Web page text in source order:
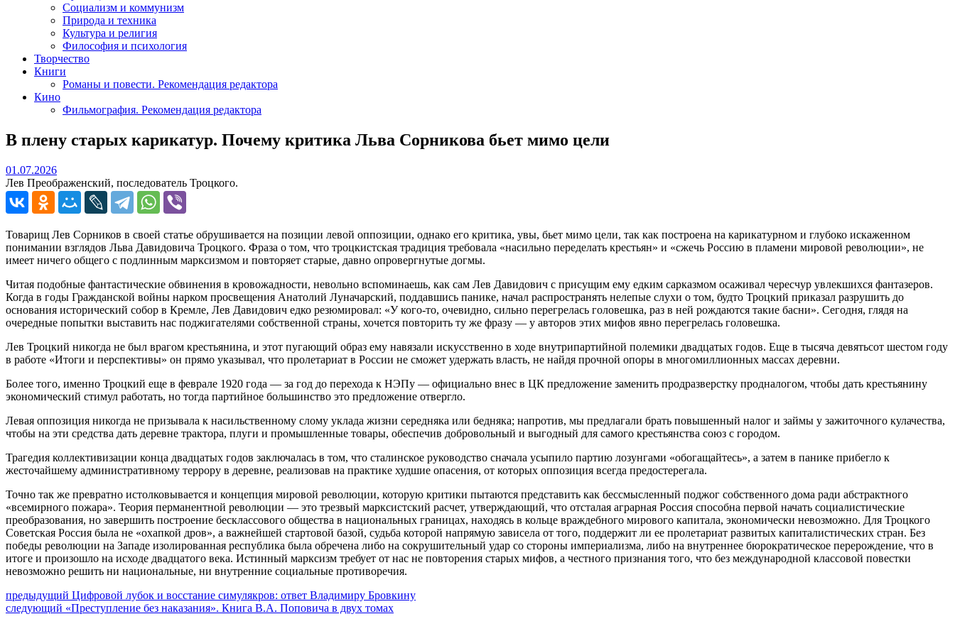
Социализм и коммунизм
Природа и техника
Культура и религия
Философия и психология
Творчество
Книги
Романы и повести. Рекомендация редактора
Кино
Фильмография. Рекомендация редактора
В плену старых карикатур. Почему критика Льва Сорникова бьет мимо цели
01.07.202601.07.2026
Лев Преображенский, последователь Троцкого.
Товарищ Лев Сорников в своей статье обрушивается на позиции левой оппозиции, однако его критика, увы, бьет мимо цели, так как построена на карикатурном и глубоко искаженном
понимании взглядов Льва Давидовича Троцкого. Фраза о том, что троцкистская традиция требовала «насильно переделать крестьян» и «сжечь Россию в пламени мировой революции», не
имеет ничего общего с подлинным марксизмом и повторяет старые, давно опровергнутые догмы.
Читая подобные фантастические обвинения в кровожадности, невольно вспоминаешь, как сам Лев Давидович с присущим ему едким сарказмом осаживал чересчур увлекшихся фантазеров.
Когда в годы Гражданской войны нарком просвещения Анатолий Луначарский, поддавшись панике, начал распространять нелепые слухи о том, будто Троцкий приказал разрушить до
основания исторический собор в Кремле, Лев Давидович едко резюмировал: «У кого-то, очевидно, сильно перегрелась головешка, раз в ней рождаются такие басни». Сегодня, глядя на
очередные попытки выставить нас поджигателями собственной страны, хочется повторить ту же фразу — у авторов этих мифов явно перегрелась головешка.
Лев Троцкий никогда не был врагом крестьянина, и этот пугающий образ ему навязали искусственно в ходе внутрипартийной полемики двадцатых годов. Еще в тысяча девятьсот шестом году
в работе «Итоги и перспективы» он прямо указывал, что пролетариат в России не сможет удержать власть, не найдя прочной опоры в многомиллионных массах деревни.
Более того, именно Троцкий еще в феврале 1920 года — за год до перехода к НЭПу — официально внес в ЦК предложение заменить продразверстку продналогом, чтобы дать крестьянину
экономический стимул работать, но тогда партийное большинство это предложение отвергло.
Левая оппозиция никогда не призывала к насильственному слому уклада жизни середняка или бедняка; напротив, мы предлагали брать повышенный налог и займы у зажиточного кулачества,
чтобы на эти средства дать деревне трактора, плуги и промышленные товары, обеспечив добровольный и выгодный для самого крестьянства союз с городом.
Трагедия коллективизации конца двадцатых годов заключалась в том, что сталинское руководство сначала усыпило партию лозунгами «обогащайтесь», а затем в панике прибегло к
жесточайшему административному террору в деревне, реализовав на практике худшие опасения, от которых оппозиция всегда предостерегала.
Точно так же превратно истолковывается и концепция мировой революции, которую критики пытаются представить как бессмысленный поджог собственного дома ради абстрактного
«всемирного пожара». Теория перманентной революции — это трезвый марксистский расчет, утверждающий, что отсталая аграрная Россия способна первой начать социалистические
преобразования, но завершить построение бесклассового общества в национальных границах, находясь в кольце враждебного мирового капитала, экономически невозможно. Для Троцкого
Советская Россия была не «охапкой дров», а важнейшей стартовой базой, судьба которой напрямую зависела от того, поддержит ли ее пролетариат развитых капиталистических стран. Без
победы революции на Западе изолированная республика была обречена либо на сокрушительный удар со стороны империализма, либо на внутреннее бюрократическое перерождение, что в
итоге и произошло на исходе двадцатого века. Истинный марксизм требует от нас не повторения старых мифов, а честного признания того, что без международной классовой повестки
невозможно решить ни национальные, ни внутренние социальные противоречия.
Навигация
по
предыдущий Предыдущий
пост:
Цифровой лубок и восстание симулякров: ответ Владимиру Бровкину
следующий Следующее
«Преступление без наказания». Книга В.А. Поповича в двух томах